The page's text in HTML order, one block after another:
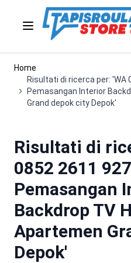
Salta al contenuto
Home
Risultati di ricerca per: 'WA
Pemasangan Interior
Grand depok city Depok'
Risultati di
0852 2611
Pemasangan
Backdrop TV
Apartemen
Depok'